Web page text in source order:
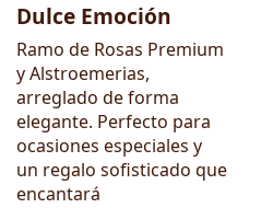
Dulce Emoción
Ramo de Rosas Premium
y Alstroemerias,
arreglado de forma
elegante. Perfecto para
ocasiones especiales y
un regalo sofisticado que
encantará